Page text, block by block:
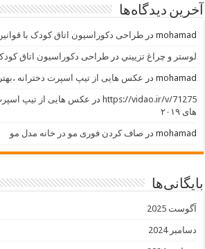
آخرین دیدگاه‌ها
mohamad درطراحی دکوراسیون اتاق کودک با
لوستر و چراغ تزييني درطراحی دکوراسیون اتاق کودک
mohamad در عکس هایی از تیپ اسپرت دخترانه
https://vidao.ir/v/71275 در عکس هایی از تیپ اسپرت
های ۲۰۱۹
mohamad در صاف کردن فوری مو در خانه مدل مو
بایگانی‌ها
آگوست 2025
دسامبر 2024